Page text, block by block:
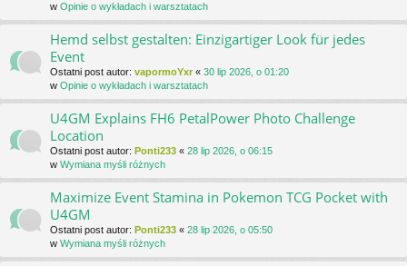
w Opinie o wykładach i warsztatach
Hemd selbst gestalten: Einzigartiger Look für jedes
Event
Ostatni post autor: vapormoYxr « 30 lip 2026, o 01:20
w Opinie o wykładach i warsztatach
U4GM Explains FH6 PetalPower Photo Challenge
Location
Ostatni post autor: Ponti233 « 28 lip 2026, o 06:15
w Wymiana myśli różnych
Maximize Event Stamina in Pokemon TCG Pocket with
U4GM
Ostatni post autor: Ponti233 « 28 lip 2026, o 05:50
w Wymiana myśli różnych